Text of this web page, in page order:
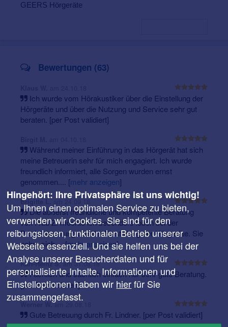
GEERS Hörgeräte
Bewertungen (63)
Ich wurde vom Hörakustiker über die Einstellung der
Hörgeräte und über die Nutzung und Service sehr gut
beraten. [per Post validiert]
Während meiner Einführung in das Hörgerät hat sich
meine Betreuerin sehr für mich engagiert. Ich wurde
freundlich informiert, alle Sorgen wurden ernst
genommen.... [mehr anzeigen]
Brigitte L. am 24.09.18
Die äußerst freundliche und kompetente Beratung
von Frau Z. möchte ich besonders loben bei der
Produktberatung und der Einstellung der Hörgeräte. Sie
nahm sich ...[mehr anzeigen]
Karl-Heinz S.am 31.08.18
Fachlich und sachlich einfach nur sehr gute Beratung.
[per Post validiert]
Werner W.am 29.08.18
Gute Betreuung durch Fr. Lindner. [per Post validiert]
Hingehört: Ihre Privatsphäre ist uns wichtig!
Um Ihnen einen optimalen Service zu bieten,
verwenden wir Cookies. Sie sind für den
reibungslosen, funktionalen Betrieb unserer
Webseite essenziell. Und sie helfen uns bei der
Analyse unserer Besucherdaten und für
personalisierte Inhalte. Informationen und
Einstelloptionen haben wir hierfür Sie
zusammengefasst.